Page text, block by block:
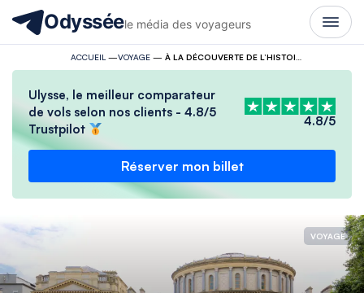
Odysséele média des voyageurs
ACCUEIL —VOYAGE—
Ulysse, le meilleur comparateur
de vols selon nos clients - 4.8/5
Trustpilot
4.8/5
Réserver mon billet
VOYAGE